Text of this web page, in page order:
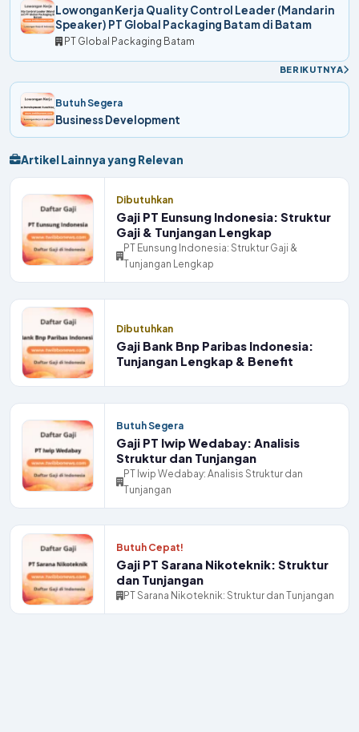
Lowongan Kerja Quality Control Leader (Mandarin
Speaker) PT Global Packaging Batam di Batam
PT Global Packaging Batam
BERIKUTNYA
Butuh Segera
Business Development
Artikel Lainnya yang Relevan
Dibutuhkan
Gaji PT Eunsung Indonesia: Struktur
Gaji & Tunjangan Lengkap
PT Eunsung Indonesia: Struktur Gaji &
Tunjangan Lengkap
Dibutuhkan
Gaji Bank Bnp Paribas Indonesia:
Tunjangan Lengkap & Benefit
Butuh Segera
Gaji PT Iwip Wedabay: Analisis
Struktur dan Tunjangan
PT Iwip Wedabay: Analisis Struktur dan
Tunjangan
Butuh Cepat!
Gaji PT Sarana Nikoteknik: Struktur
dan Tunjangan
PT Sarana Nikoteknik: Struktur dan Tunjangan